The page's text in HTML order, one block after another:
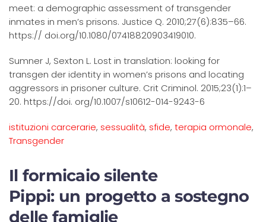
meet: a demographic assessment of transgender
inmates in men’s prisons. Justice Q. 2010;27(6):835–66.
https:// doi.org/10.1080/07418820903419010.
Sumner J, Sexton L. Lost in translation: looking for
transgen der identity in women’s prisons and locating
aggressors in prisoner culture. Crit Criminol. 2015;23(1):1–
20. https://doi. org/10.1007/s10612-014-9243-6
istituzioni carcerarie, sessualità, sfide, terapia ormonale,
Transgender
Il formicaio silente
Pippi: un progetto a sostegno
delle famiglie